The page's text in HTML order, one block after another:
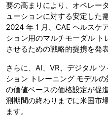
要の高まりにより、オペレー
ューションに対する安定した
2024 年 1 月、CAE ヘルスケ
ション用のマルチモーダル
させるための戦略的提携を発
さらに、AI、VR、デジタル
ション トレーニング モデル
の価値ベースの価格設定が促
測期間の終わりまでに米国市
ます。